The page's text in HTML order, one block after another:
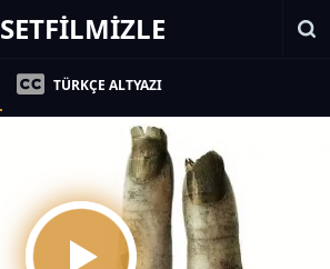
SETFILMIZLE
TÜRKÇE ALTYAZI